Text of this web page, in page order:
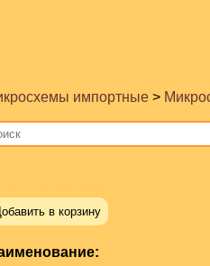
импортные >
в корзину